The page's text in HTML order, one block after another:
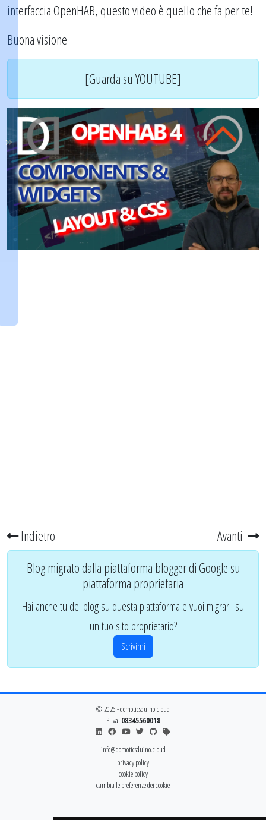
interfaccia OpenHAB, questo video è quello che fa per te!
Buona visione
[Guarda su YOUTUBE]
Indietro Avanti
Blog migrato dalla piattaforma blogger di Google su
piattaforma proprietaria
Hai anche tu dei blog su questa piattaforma e vuoi migrarli su
un tuo sito proprietario?
Scrivimi
© 2026 - domoticsduino.cloud
P.Iva: 08345560018
info@domoticsduino.cloud
privacy policy
cookie policy
cambia le preferenze dei cookie